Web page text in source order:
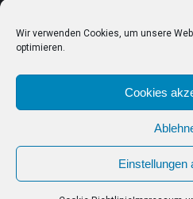
Wir verwenden Cookies, um unsere
optimieren.
Cookies
Einstellungen
Impressum und Datenschutzordnung